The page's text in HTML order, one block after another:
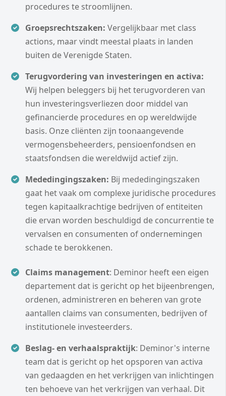
procedures te stroomlijnen.
Groepsrechtszaken: Vergelijkbaar met class
actions, maar vindt meestal plaats in landen
buiten de Verenigde Staten.
Terugvordering van investeringen en activa:
Wij helpen beleggers bij het terugvorderen van
hun investeringsverliezen door middel van
gefinancierde procedures en op wereldwijde
basis. Onze cliënten zijn toonaangevende
vermogensbeheerders, pensioenfondsen en
staatsfondsen die wereldwijd actief zijn.
Mededingingszaken: Bij mededingingszaken
gaat het vaak om complexe juridische procedures
tegen kapitaalkrachtige bedrijven of entiteiten
die ervan worden beschuldigd de concurrentie te
vervalsen en consumenten of ondernemingen
schade te berokkenen.
Claims management: Deminor heeft een eigen
departement dat is gericht op het bijeenbrengen,
ordenen, administreren en beheren van grote
aantallen claims van consumenten, bedrijven of
institutionele investeerders.
Beslag- en verhaalspraktijk: Deminor's interne
team dat is gericht op het opsporen van activa
van gedaagden en het verkrijgen van inlichtingen
ten behoeve van het verkrijgen van verhaal. Dit